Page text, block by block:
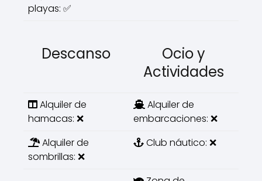
playas: ✅
Descanso
Ocio y
Actividades
Alquiler de
hamacas: ❌
Alquiler de
embarcaciones: ❌
Alquiler de
sombrillas: ❌
Club náutico: ❌